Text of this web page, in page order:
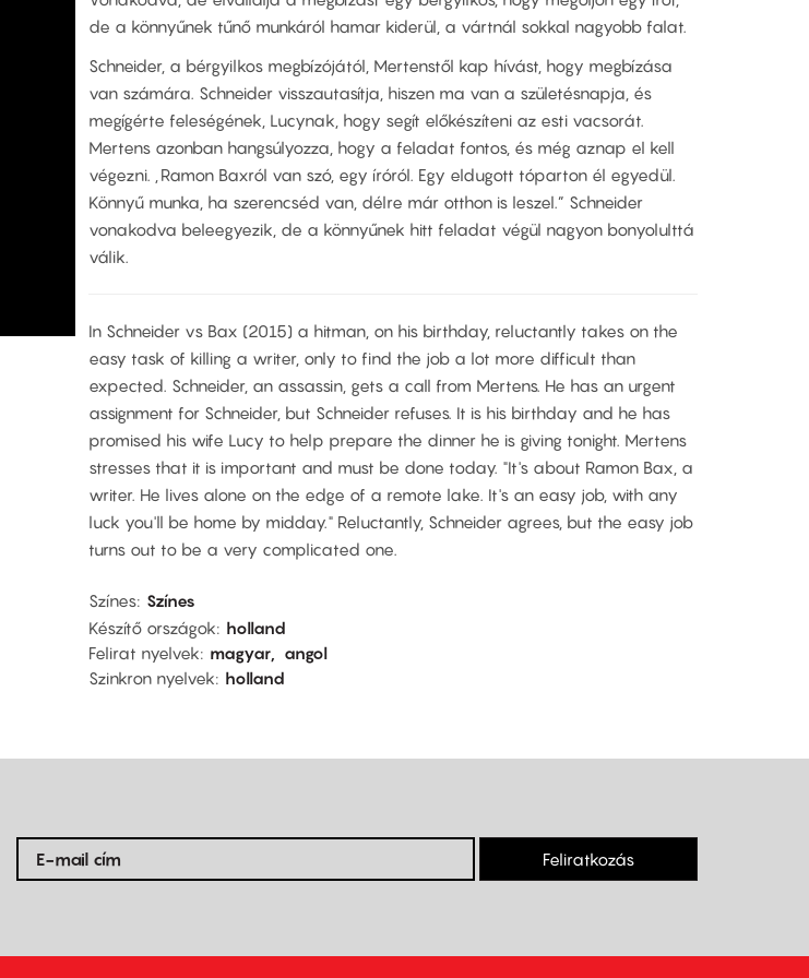
de a könnyűnek tűnő munkáról hamar kiderül, a vártnál sokkal nagyobb falat.
Schneider, a bérgyilkos megbízójától, Mertenstől kap hívást, hogy megbízása
van számára. Schneider visszautasítja, hiszen ma van a születésnapja, és
megígérte feleségének, Lucynak, hogy segít előkészíteni az esti vacsorát.
Mertens azonban hangsúlyozza, hogy a feladat fontos, és még aznap el kell
végezni. „Ramon Baxról van szó, egy íróról. Egy eldugott tóparton él egyedül.
Könnyű munka, ha szerencséd van, délre már otthon is leszel.” Schneider
vonakodva beleegyezik, de a könnyűnek hitt feladat végül nagyon bonyolulttá
válik.
In Schneider vs Bax (2015) a hitman, on his birthday, reluctantly takes on the
easy task of killing a writer, only to find the job a lot more difficult than
expected. Schneider, an assassin, gets a call from Mertens. He has an urgent
assignment for Schneider, but Schneider refuses. It is his birthday and he has
promised his wife Lucy to help prepare the dinner he is giving tonight. Mertens
stresses that it is important and must be done today. "It's about Ramon Bax, a
writer. He lives alone on the edge of a remote lake. It's an easy job, with any
luck you'll be home by midday." Reluctantly, Schneider agrees, but the easy job
turns out to be a very complicated one.
Színes Színes
Készítő országok
holland
Felirat nyelvek
magyar
angol
Szinkron nyelvek
holland
Feliratkozás